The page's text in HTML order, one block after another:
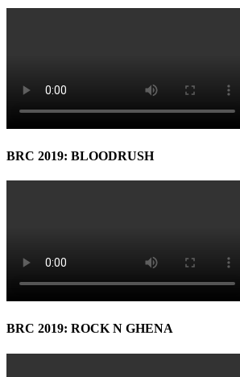
BRC 2019: BLOODRUSH
BRC 2019: ROCK N GHENA